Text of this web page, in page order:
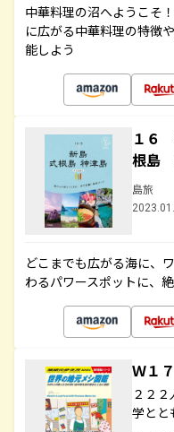
中華料理の沼へようこそ
に広がる中華料理の特徴
能しよう
１６
根島
島旅
どこまでも広がる海に、
わるパワースポットに、
Ｗ１
２２
学とと